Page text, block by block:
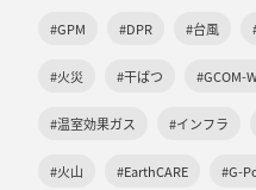
#GPM #DPR #台風
#火災 #干ばつ #GCOM-
#温室効果ガス #インフラ
#火山 #EarthCARE #G-